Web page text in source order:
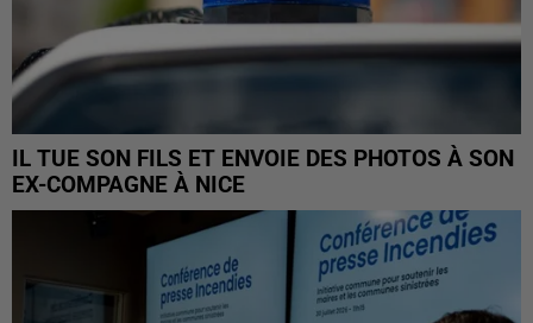
IL TUE SON FILS ET ENVOIE DES PHOTOS À SON
EX-COMPAGNE À NICE